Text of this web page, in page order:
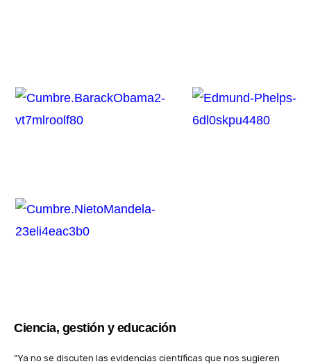
Ciencia, gestión y educación
“Ya no se discuten las evidencias científicas que nos sugieren